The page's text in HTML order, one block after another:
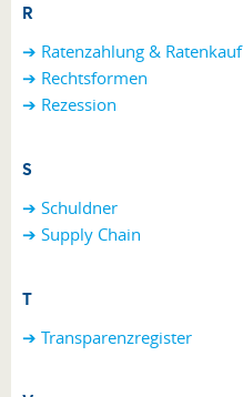
R
➔ Ratenzahlung & Ratenkauf
➔ Rechtsformen
➔ Rezession
S
➔ Schuldner
➔ Supply Chain
T
➔ Transparenzregister